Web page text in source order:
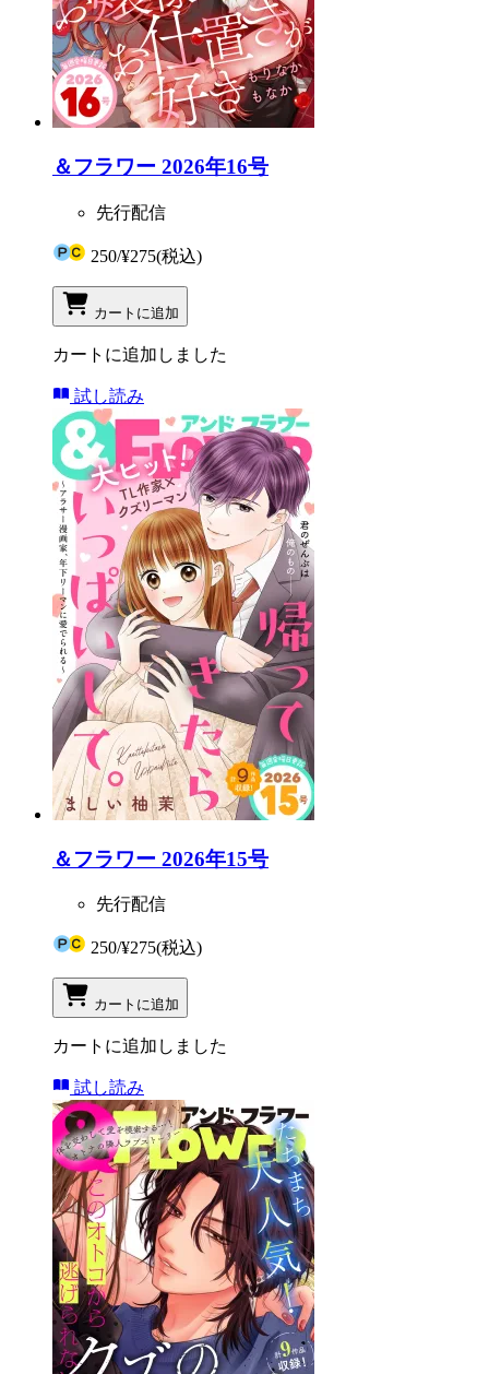
＆フラワー 2026年16号
先行配信
250/¥275(税込)
カートに追加
カートに追加しました
試し読み
＆フラワー 2026年15号
先行配信
250/¥275(税込)
カートに追加
カートに追加しました
試し読み